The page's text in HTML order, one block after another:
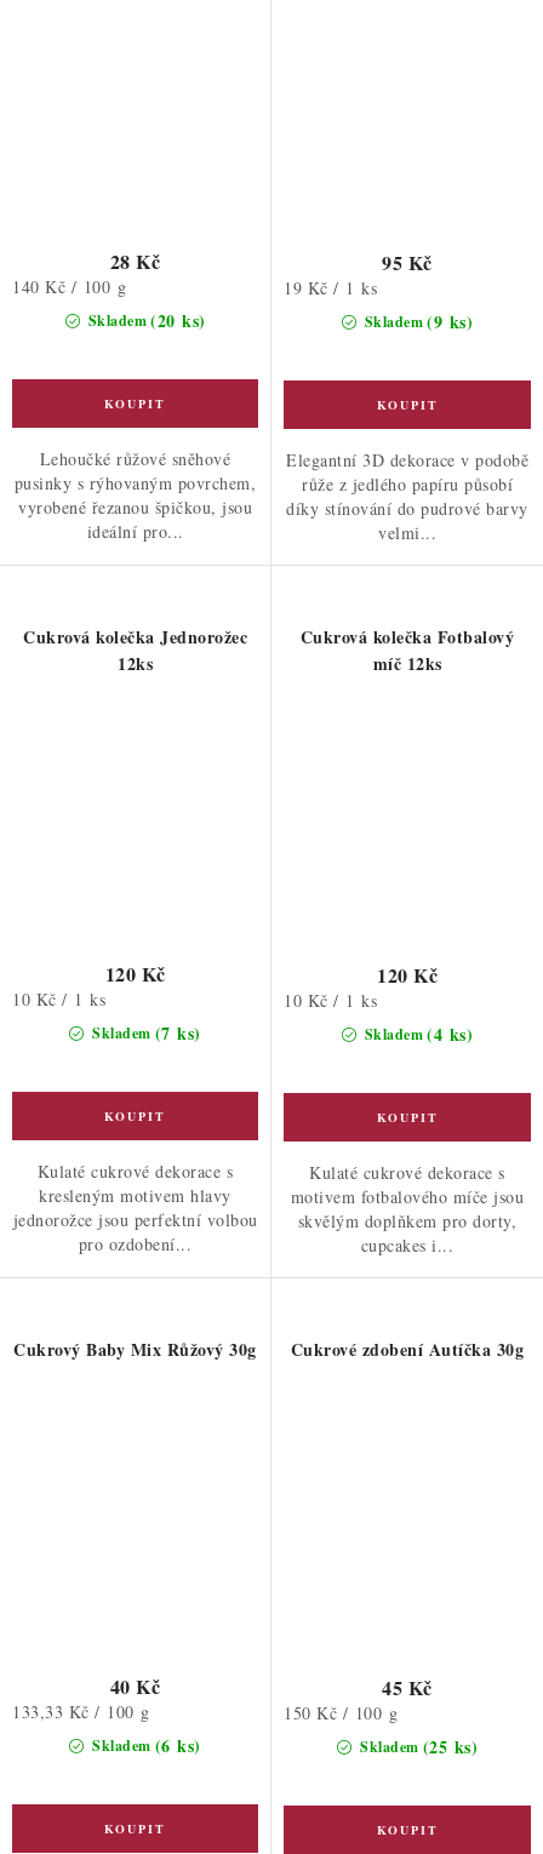
Skladem(20 ks)
28 Kč
Měrná
140 Kč / 100 g
Lehoučké růžové sněhové
pusinky s rýhovaným povrchem,
vyrobené řezanou špičkou, jsou
ideální pro...
Skladem(9 ks)
95 Kč
Měrná
19 Kč / 1 ks
Elegantní 3D dekorace v podobě
růže z jedlého papíru působí
díky stínování do pudrové barvy
velmi...
Cukrová kolečka Jednorožec
12ks
Skladem (7 ks)
120 Kč
Měrná
10 Kč / 1 ks
Kulaté cukrové dekorace s
kresleným motivem hlavy
jednorožce jsou perfektní volbou
pro ozdobení...
Cukrová kolečka Fotbalový
míč 12ks
Skladem(4 ks)
120 Kč
Měrná
10 Kč / 1 ks
Kulaté cukrové dekorace s
motivem fotbalového míče jsou
skvělým doplňkem pro dorty,
cupcakes i...
Cukrový Baby Mix Růžový 30g
Skladem (6 ks)
40 Kč
Měrná
133,33 Kč / 100 g
Cukrové zdobení Autíčka 30g
Skladem (25 ks)
45 Kč
Měrná
150 Kč / 100 g